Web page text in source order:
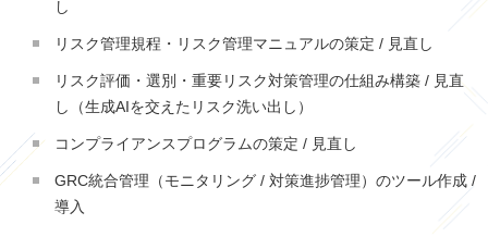
し
リスク管理規程・リスク管理マニュアルの策定 / 見直し
リスク評価・選別・重要リスク対策管理の仕組み構築 / 見直
し（生成AIを交えたリスク洗い出し）
コンプライアンスプログラムの策定 / 見直し
GRC統合管理（モニタリング / 対策進捗管理）のツール作成 /
導入